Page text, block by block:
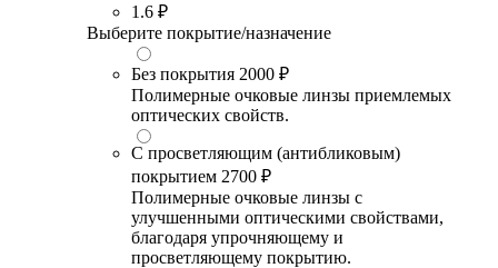
1.6 ₽
Выберите покрытие/назначение
Без покрытия 2000 ₽
Полимерные очковые линзы приемлемых
оптических свойств.
С просветляющим (антибликовым)
покрытием 2700 ₽
Полимерные очковые линзы с
улучшенными оптическими свойствами,
благодаря упрочняющему и
просветляющему покрытию.